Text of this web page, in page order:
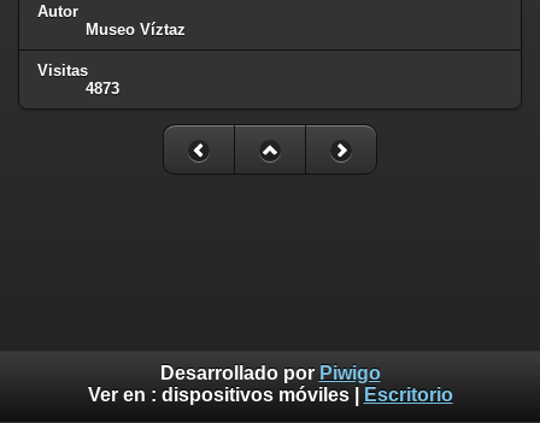
Autor
Museo Víztaz
Visitas
4873
Desarrollado por Piwigo
Ver en : dispositivos móviles| Escritorio